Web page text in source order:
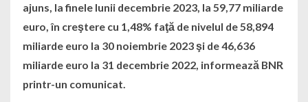
ajuns, la finele lunii decembrie 2023, la 59,77 miliarde
euro, în creştere cu 1,48% faţă de nivelul de 58,894
miliarde euro la 30 noiembrie 2023 şi de 46,636
miliarde euro la 31 decembrie 2022, informează BNR
printr-un comunicat.